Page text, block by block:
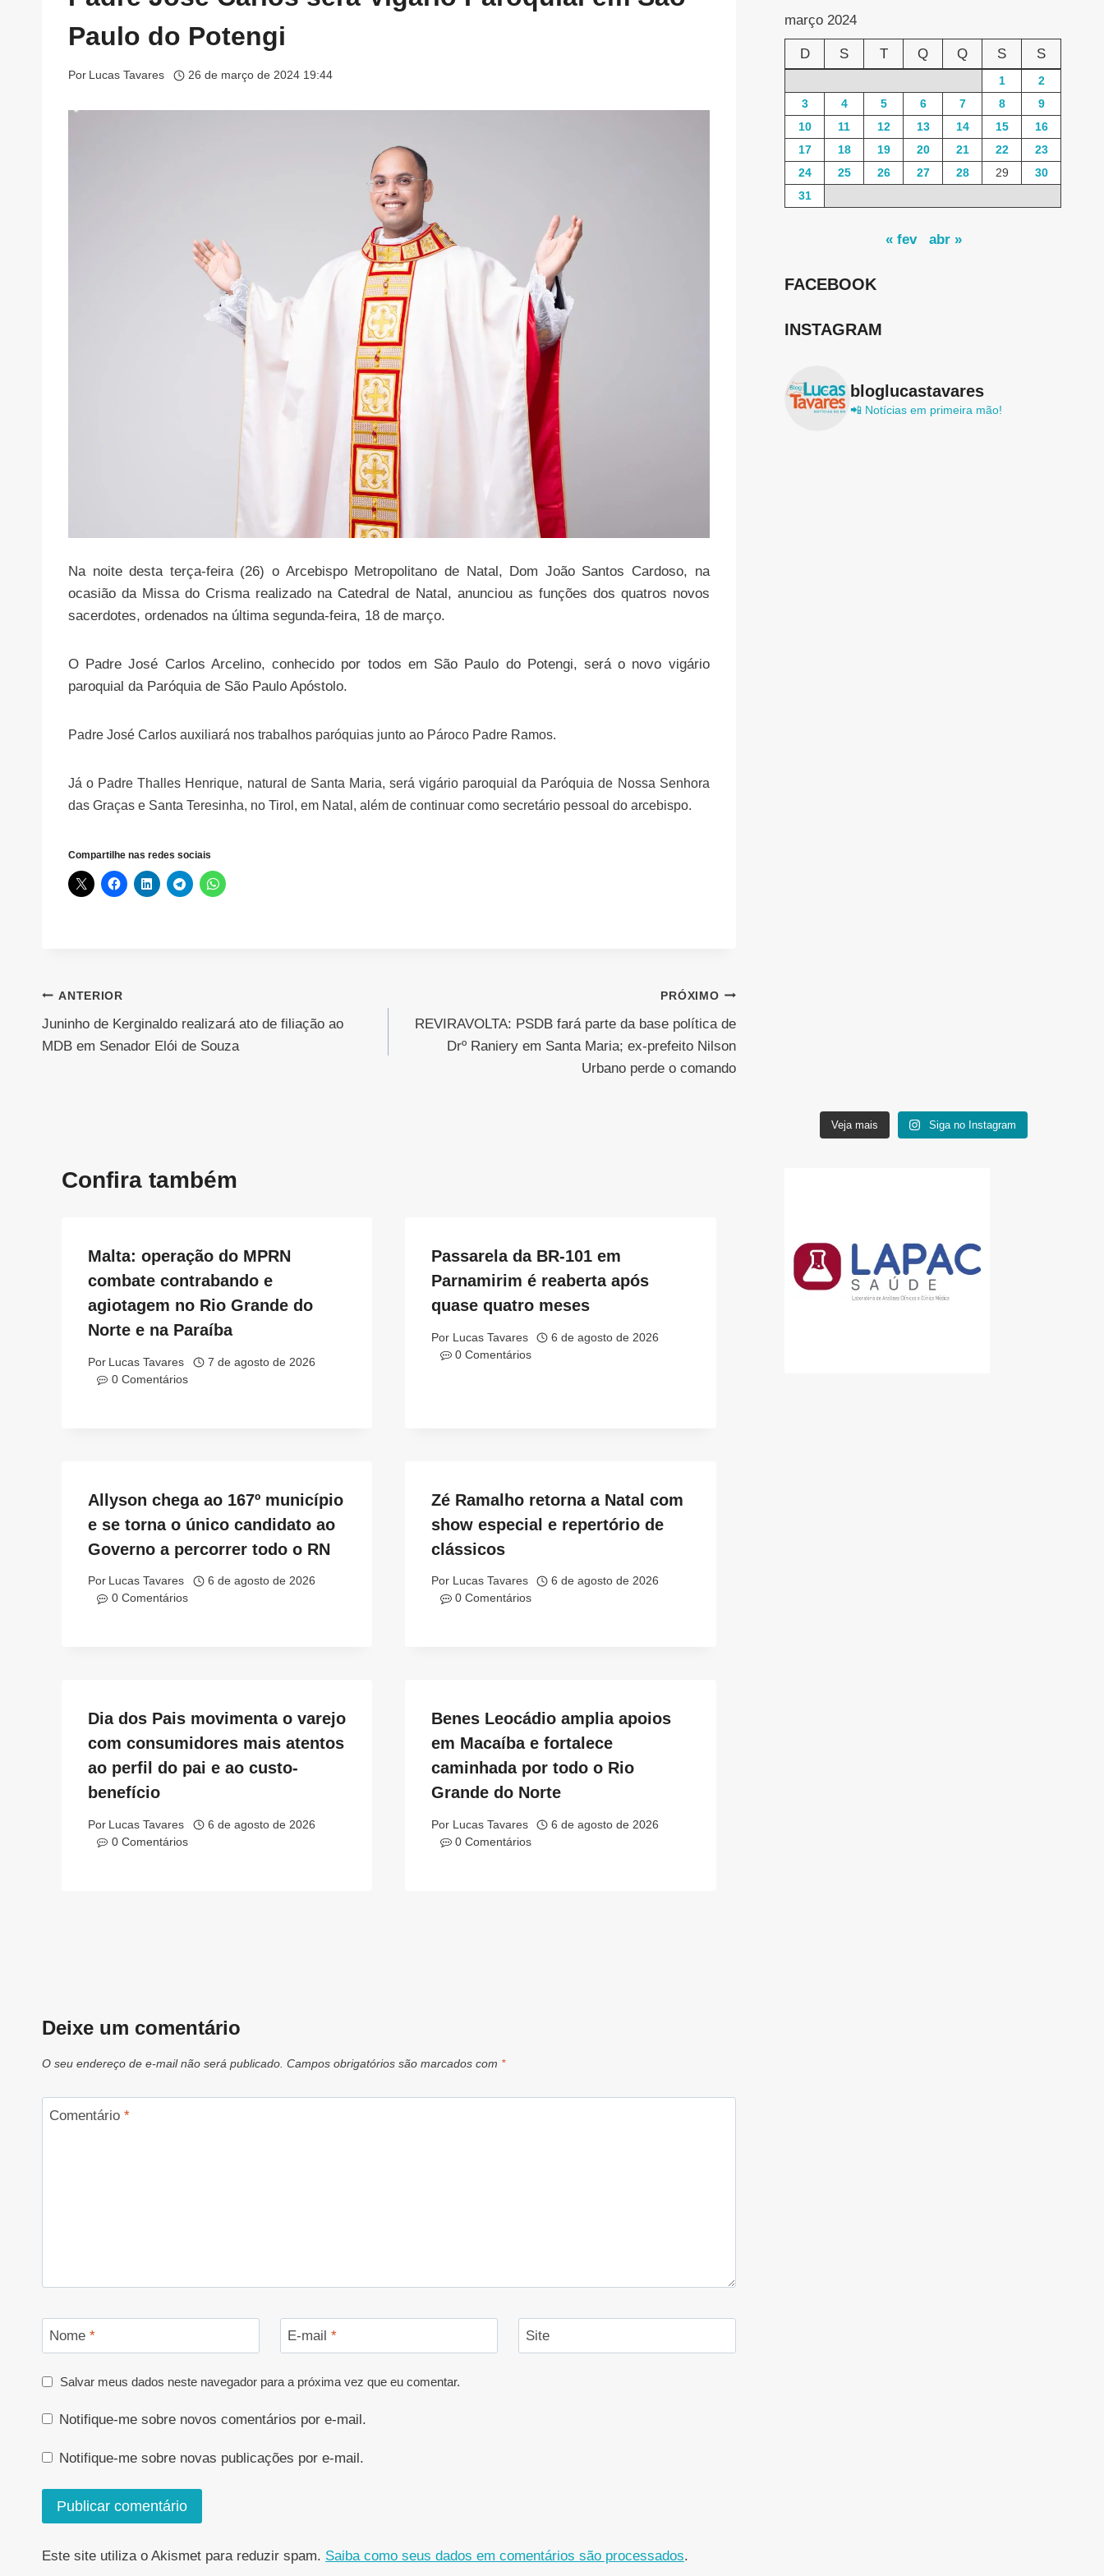
Paulo do Potengi
Por Lucas Tavares 26 de março de 2024 19:44
Na noite desta terça-feira (26) o Arcebispo Metropolitano de Natal, Dom João Santos Cardoso, na
ocasião da Missa do Crisma realizado na Catedral de Natal, anunciou as funções dos quatros novos
sacerdotes, ordenados na última segunda-feira, 18 de março.
O Padre José Carlos Arcelino, conhecido por todos em São Paulo do Potengi, será o novo vigário
paroquial da Paróquia de São Paulo Apóstolo.
Padre José Carlos auxiliará nos trabalhos paróquias junto ao Pároco Padre Ramos.
Já o ⁠Padre Thalles Henrique, natural de Santa Maria, será vigário paroquial da Paróquia de Nossa Senhora
das Graças e Santa Teresinha, no Tirol, em Natal, além de continuar como secretário pessoal do arcebispo.
Compartilhe nas redes sociais
Navegação
de
ANTERIOR
Juninho de Kerginaldo realizará ato de filiação ao
MDB em Senador Elói de Souza
PRÓXIMO
REVIRAVOLTA: PSDB fará parte da base política de
Drº Raniery em Santa Maria; ex-prefeito Nilson
Urbano perde o comando
Confira também
Malta: operação do MPRN
combate contrabando e
agiotagem no Rio Grande do
Norte e na Paraíba
Por Lucas Tavares
7 de agosto de 2026
0 Comentários
Passarela da BR-101 em
Parnamirim é reaberta após
quase quatro meses
Por Lucas Tavares
6 de agosto de 2026
0 Comentários
Allyson chega ao 167º município
e se torna o único candidato ao
Governo a percorrer todo o RN
Por Lucas Tavares
6 de agosto de 2026
0 Comentários
Zé Ramalho retorna a Natal com
show especial e repertório de
clássicos
Por Lucas Tavares
6 de agosto de 2026
0 Comentários
Dia dos Pais movimenta o varejo
com consumidores mais atentos
ao perfil do pai e ao custo-
benefício
Por Lucas Tavares
6 de agosto de 2026
0 Comentários
Benes Leocádio amplia apoios
em Macaíba e fortalece
caminhada por todo o Rio
Grande do Norte
Por Lucas Tavares
6 de agosto de 2026
0 Comentários
Deixe um comentário
O seu endereço de e-mail não será publicado. Campos obrigatórios são marcados com *
Comentário *
Nome * E-mail * Site
Salvar meus dados neste navegador para a próxima vez que eu comentar.
Notifique-me sobre novos comentários por e-mail.
Notifique-me sobre novas publicações por e-mail.
Este site utiliza o Akismet para reduzir spam. Saiba como seus dados em comentários são processados.
março 2024
D S T Q Q S S
1
2
3
4 5 6 7 8
9
10
11 12 13 14 15
16
17
18 19 20 21 22
23
24
25 26 27 28 29
30
31
« fev abr »
FACEBOOK
INSTAGRAM
bloglucastavares
📲 Notícias em primeira mão!
Veja mais Siga no Instagram